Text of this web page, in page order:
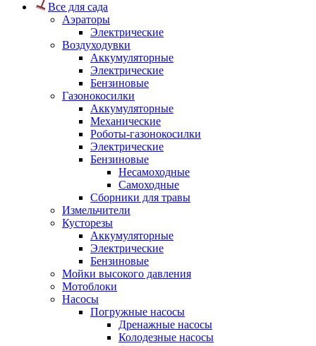
Все для сада
Аэраторы
Электрические
Воздуходувки
Аккумуляторные
Электрические
Бензиновые
Газонокосилки
Аккумуляторные
Механические
Роботы-газонокосилки
Электрические
Бензиновые
Несамоходные
Самоходные
Сборники для травы
Измельчители
Кусторезы
Аккумуляторные
Электрические
Бензиновые
Мойки высокого давления
Мотоблоки
Насосы
Погружные насосы
Дренажные насосы
Колодезные насосы